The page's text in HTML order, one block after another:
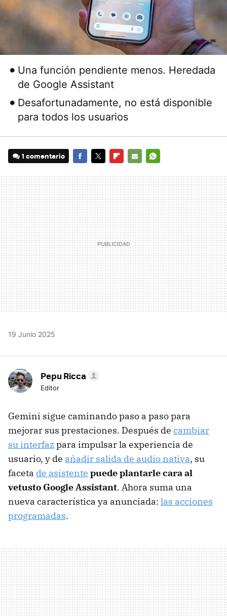
Una función pendiente menos. Heredada
de Google Assistant
Desafortunadamente, no está disponible
para todos los usuarios
1 comentario
MAIL
19 Junio 2025
Pepu Ricca
Editor
Gemini sigue caminando paso a paso para
mejorar sus prestaciones. Después de cambiar
su interfazpara impulsar la experiencia de
usuario, y de añadir salida de audio nativa, su
faceta de asistente puede plantarle cara al
vetusto Google Assistant. Ahora suma una
nueva característica ya anunciada: las acciones
programadas.